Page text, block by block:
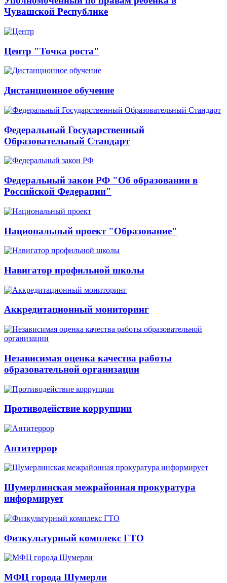
Чувашской Республике
Центр "Точка роста"
Дистанционное обучение
Федеральный Государственный
Образовательный Стандарт
Федеральный закон РФ "Об образовании в
Российской Федерации"
Национальный проект "Образование"
Навигатор профильной школы
Аккредитационный мониторинг
Независимая оценка качества работы
образовательной организации
Противодействие коррупции
Антитеррор
Шумерлинская межрайонная прокуратура
информирует
Физкультурный комплекс ГТО
МФЦ города Шумерли